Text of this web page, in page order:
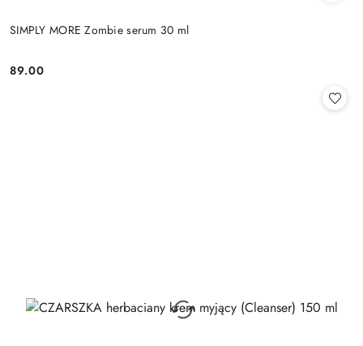
SIMPLY MORE Zombie serum 30 ml
Cena:
89.00